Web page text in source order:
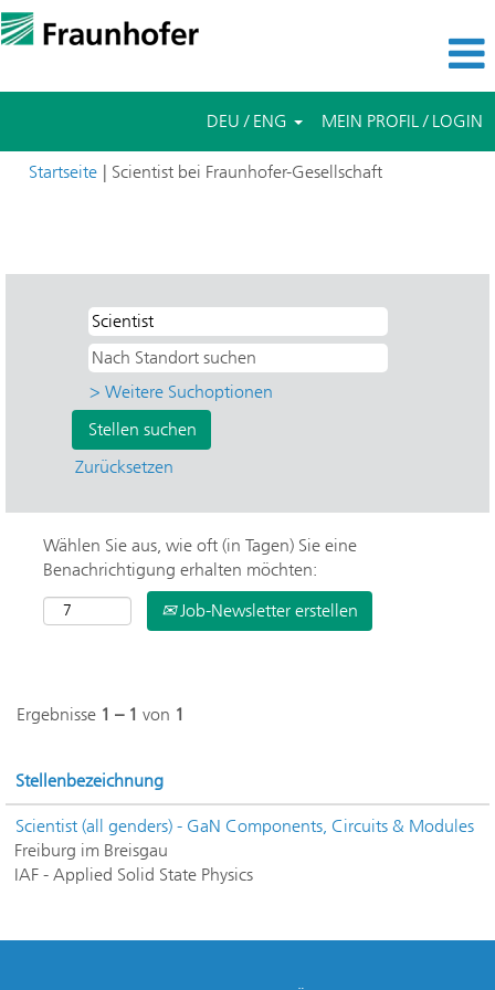
DEU / ENG MEIN PROFIL / LOGIN
Startseite | Scientist bei Fraunhofer-Gesellschaft(aktuelle
> Weitere Suchoptionen
Zurücksetzen
Wählen Sie aus, wie oft (in Tagen) Sie eine
Benachrichtigung erhalten möchten:
Job-Newsletter erstellen
Ergebnisse 1 – 1 von 1
Stellenbezeichnung
Scientist (all genders) - GaN Components, Circuits & Modules
Freiburg im Breisgau
IAF - Applied Solid State Physics